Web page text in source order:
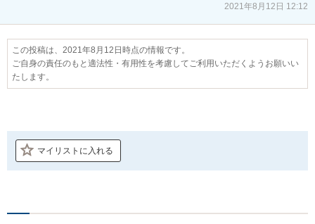
2021年8月12日 12:12
この投稿は、2021年8月12日時点の情報です。
ご自身の責任のもと適法性・有用性を考慮してご利用いただくようお願いい
たします。
マイリストに入れる